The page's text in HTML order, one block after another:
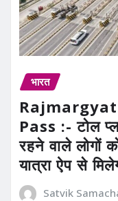
भारत
Pass :- टोल
रहने वाले लोगों
यात्रा ऐप से
Satvik